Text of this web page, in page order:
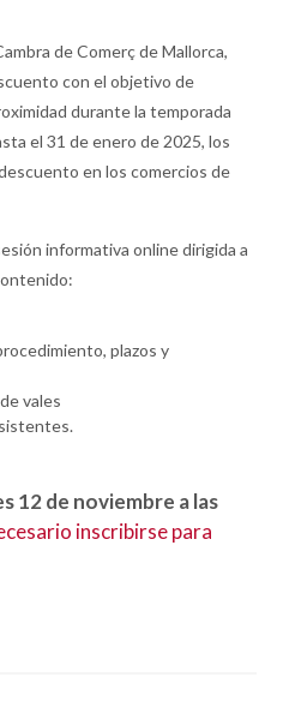
de Comerç de Mallorca,
con el objetivo de
durante la temporada
el 31 de enero de 2025, los
en los comercios de
informativa online dirigida a
plazos y
vales
12 de noviembre a las
inscribirse para